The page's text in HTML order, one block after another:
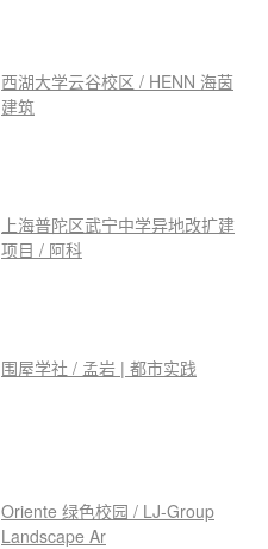
西湖大学云谷校区 / HENN 海茵
建筑
上海普陀区武宁中学异地改扩建
项目 / 阿科
围屋学社 / 孟岩 | 都市实践
Oriente 绿色校园 / LJ-Group
Landscape Ar